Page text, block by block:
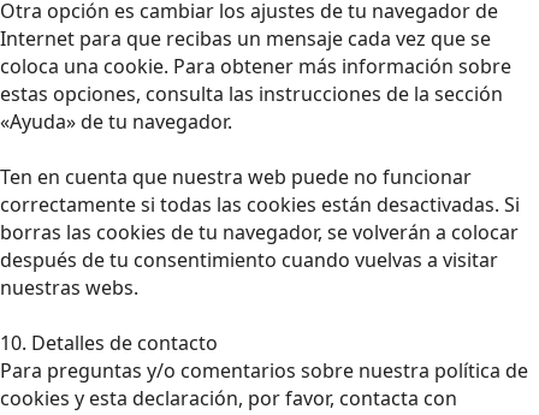
Otra opción es cambiar los ajustes de tu navegador de
Internet para que recibas un mensaje cada vez que se
coloca una cookie. Para obtener más información sobre
estas opciones, consulta las instrucciones de la sección
«Ayuda» de tu navegador.
Ten en cuenta que nuestra web puede no funcionar
correctamente si todas las cookies están desactivadas. Si
borras las cookies de tu navegador, se volverán a colocar
después de tu consentimiento cuando vuelvas a visitar
nuestras webs.
10. Detalles de contacto
Para preguntas y/o comentarios sobre nuestra política de
cookies y esta declaración, por favor, contacta con